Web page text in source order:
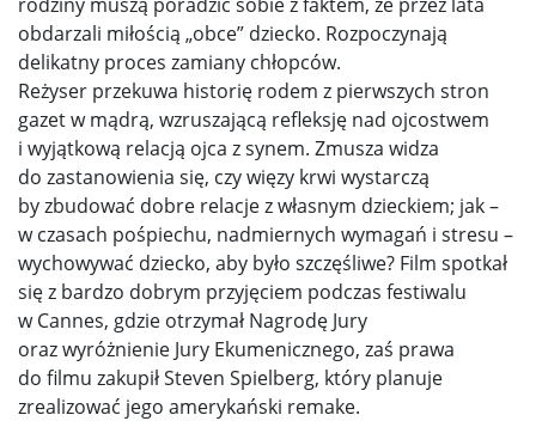
obdarzali miłością „obce” dziecko. Rozpoczynają
delikatny proces zamiany chłopców.
Reżyser przekuwa historię rodem z pierwszych stron
gazet w mądrą, wzruszającą refleksję nad ojcostwem
i wyjątkową relacją ojca z synem. Zmusza widza
do zastanowienia się, czy więzy krwi wystarczą
by zbudować dobre relacje z własnym dzieckiem; jak –
w czasach pośpiechu, nadmiernych wymagań i stresu –
wychowywać dziecko, aby było szczęśliwe? Film spotkał
się z bardzo dobrym przyjęciem podczas festiwalu
w Cannes, gdzie otrzymał Nagrodę Jury
oraz wyróżnienie Jury Ekumenicznego, zaś prawa
do filmu zakupił Steven Spielberg, który planuje
zrealizować jego amerykański remake.